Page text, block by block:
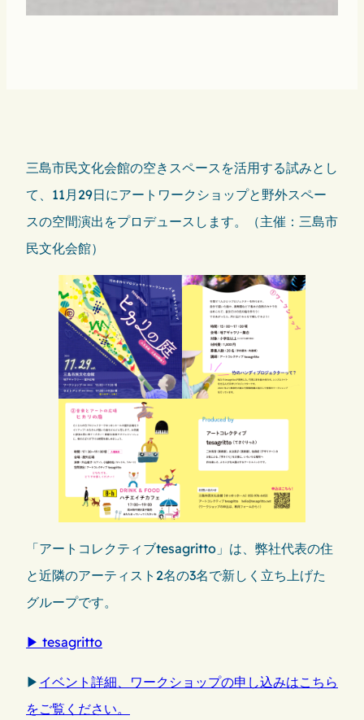
三島市民文化会館の空きスペースを活用する試みとし
て、11月29日にアートワークショップと野外スペー
スの空間演出をプロデュースします。（主催：三島市
民文化会館）
「アートコレクティブtesagritto」は、弊社代表の住
と近隣のアーティスト2名の3名で新しく立ち上げた
グループです。
▶︎ tesagritto
▶︎ イベント詳細、ワークショップの申し込みはこちら
をご覧ください。